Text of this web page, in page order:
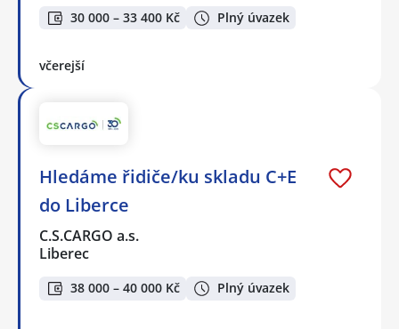
30 000 – 33 400 Kč Plný úvazek
včerejší
Hledáme řidiče/ku skladu C+E
do Liberce
C.S.CARGO a.s.
Liberec
38 000 – 40 000 Kč Plný úvazek